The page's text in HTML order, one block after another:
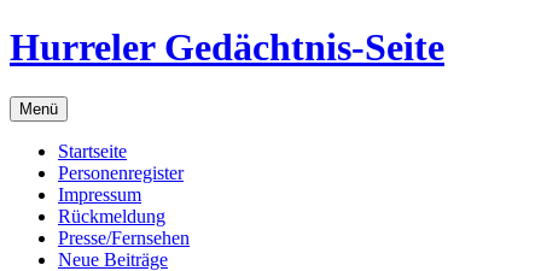
Zum
Inhalt
Hurreler Gedächtnis-Seite
Menü
Startseite
Personenregister
Impressum
Rückmeldung
Presse/Fernsehen
Neue Beiträge